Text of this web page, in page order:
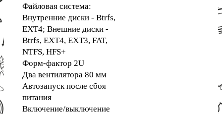
Файловая система:
Внутренние диски - Btrfs,
EXT4; Внешние диски -
Btrfs, EXT4, EXT3, FAT,
NTFS, HFS+
Форм-фактор 2U
Два вентилятора 80 мм
Автозапуск после сбоя
питания
Включение/выключение